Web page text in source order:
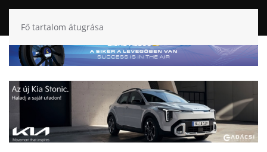
Fő tartalom átugrása